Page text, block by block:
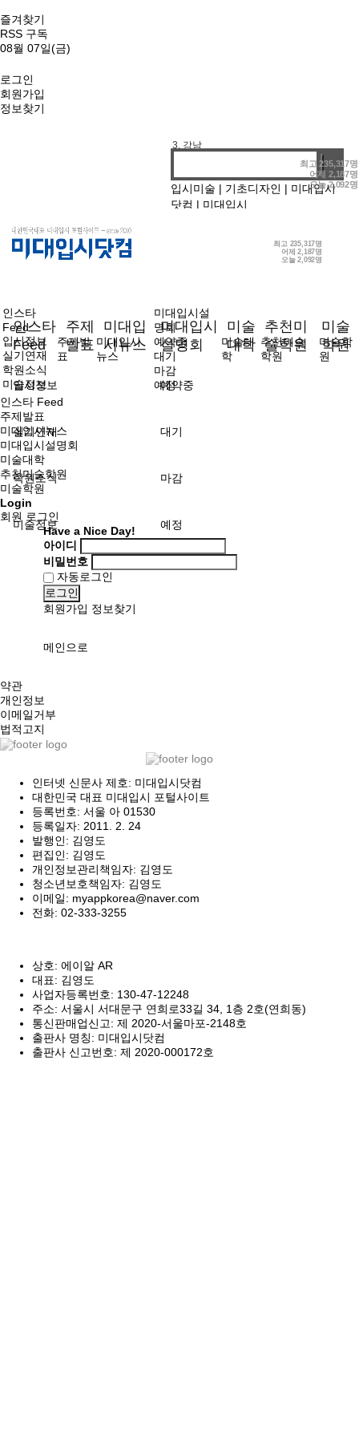
즐겨찾기
RSS 구독
08월 07일(금)
로그인
회원가입
정보찾기
최고235,317명
어제 2,187명
오늘2,092명
3. 강남
입시미술 | 기초디자인 | 미대입시
닷컴 | 미대입시
최고 235,317명
어제2,187명
오늘2,092명
인스타
Feed
입시정보
실기연재
학원소식
미술정보
주제
발표
미대입
시뉴스
미대입시
설명회
예약중
대기
마감
예정
미술
대학
추천미
술학원
미술
학원
인스타
Feed
입시정보
실기연재
학원소식
미술정보
주제발
표
미대입시
뉴스
미대입시설
명회
예약중
대기
마감
예정
미술대
학
추천미술
학원
미술학
원
인스타 Feed
주제발표
미대입시뉴스
미대입시설명회
미술대학
추천미술학원
미술학원
Login
회원 로그인
Have a Nice Day!
아이디
비밀번호
자동로그인
로그인
회원가입 정보찾기
메인으로
약관
개인정보
이메일거부
법적고지
인터넷 신문사 제호: 미대입시닷컴
대한민국 대표 미대입시 포털사이트
등록번호: 서울 아 01530
등록일자: 2011. 2. 24
발행인: 김영도
편집인: 김영도
개인정보관리책임자: 김영도
청소년보호책임자: 김영도
이메일: myappkorea@naver.com
전화: 02-333-3255
상호: 에이알 AR
대표: 김영도
사업자등록번호: 130-47-12248
주소: 서울시 서대문구 연희로33길 34, 1층 2호(연희동)
통신판매업신고: 제 2020-서울마포-2148호
출판사 명칭: 미대입시닷컴
출판사 신고번호: 제 2020-000172호